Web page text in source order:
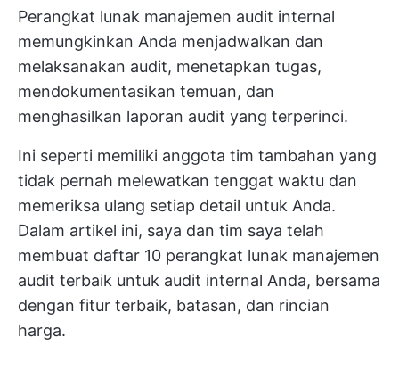
Perangkat lunak manajemen audit internal
memungkinkan Anda menjadwalkan dan
melaksanakan audit, menetapkan tugas,
mendokumentasikan temuan, dan
menghasilkan laporan audit yang terperinci.
Ini seperti memiliki anggota tim tambahan yang
tidak pernah melewatkan tenggat waktu dan
memeriksa ulang setiap detail untuk Anda.
Dalam artikel ini, saya dan tim saya telah
membuat daftar 10 perangkat lunak manajemen
audit terbaik untuk audit internal Anda, bersama
dengan fitur terbaik, batasan, dan rincian
harga.